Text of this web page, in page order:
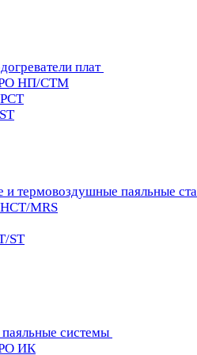
плат
НП/СТМ
и термовоздушные паяльные
MRS
ST
системы
ИК